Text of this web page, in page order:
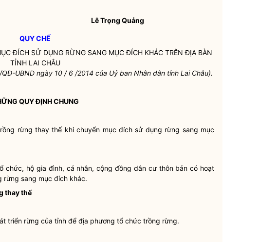
Lê Trọng Quảng
QUY CHẾ
ĐÍCH SỬ DỤNG RỪNG SANG MỤC ĐÍCH KHÁC TRÊNĐỊA BÀN
TỈNH LAI CHÂU
UBND ngày 10 / 6 /2014 của Uỷ ban Nhân dân tỉnh Lai Châu).
QUY ĐỊNH CHUNG
rừng thay thế khi chuyển mục đích sử dụng rừng sang mục
hộ gia đình, cá nhân, cộng đồng dân cư thôn bản có hoạt
rừng sang mục đích khác.
thay thế
triển rừng của tỉnh để địa phương tổ chức trồng rừng.